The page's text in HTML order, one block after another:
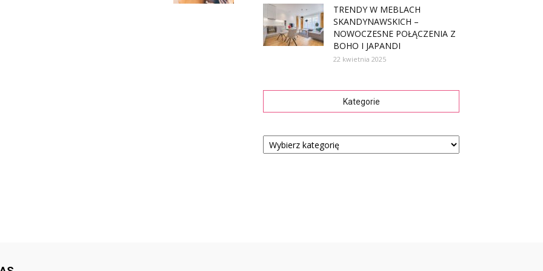
TRENDY W MEBLACH
SKANDYNAWSKICH –
NOWOCZESNE POŁĄCZENIA Z
BOHO I JAPANDI
22 kwietnia 2025
Kategorie
Kategorie